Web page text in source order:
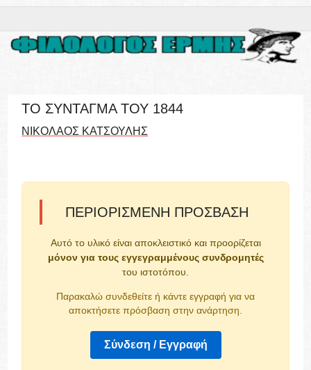
ΤΟ ΣΥΝΤΑΓΜΑ ΤΟΥ 1844
ΝΙΚΟΛΑΟΣ ΚΑΤΣΟΥΛΗΣ
ΠΕΡΙΟΡΙΣΜΈΝΗ ΠΡΌΣΒΑΣΗ
Αυτό το υλικό είναι αποκλειστικό και προορίζεται
μόνον για τους εγγεγραμμένους συνδρομητές
του ιστοτόπου.
Παρακαλώ συνδεθείτε ή κάντε εγγραφή για να
αποκτήσετε πρόσβαση στην ανάρτηση.
Σύνδεση / Εγγραφή